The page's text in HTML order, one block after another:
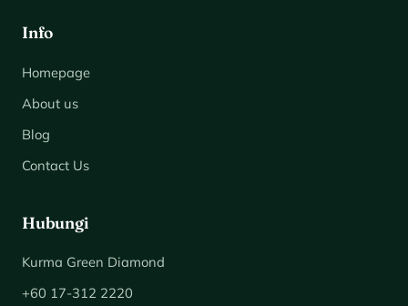
Info
Homepage
About us
Blog
Contact Us
Hubungi
Kurma Green Diamond
+60 17-312 2220